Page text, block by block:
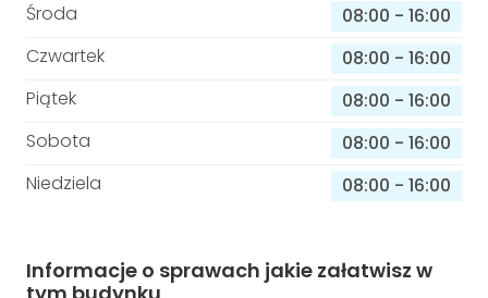
Środa
08:00 - 16:00
Czwartek
08:00 - 16:00
Piątek
08:00 - 16:00
Sobota
08:00 - 16:00
Niedziela
08:00 - 16:00
Informacje o sprawach jakie załatwisz w